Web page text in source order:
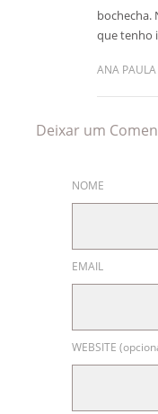
bochecha.
que tenho
ANA PAULA
Deixar um
NOME
EMAIL
WEBSITE